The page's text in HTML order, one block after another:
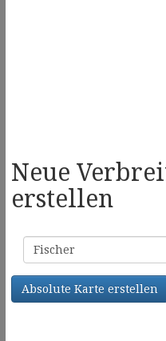
Neue
erstellen
Familienname
Absolute Karte erstellen